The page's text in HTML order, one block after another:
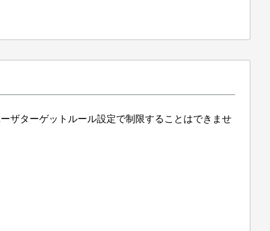
ザターゲットルール設定で制限することはできませ